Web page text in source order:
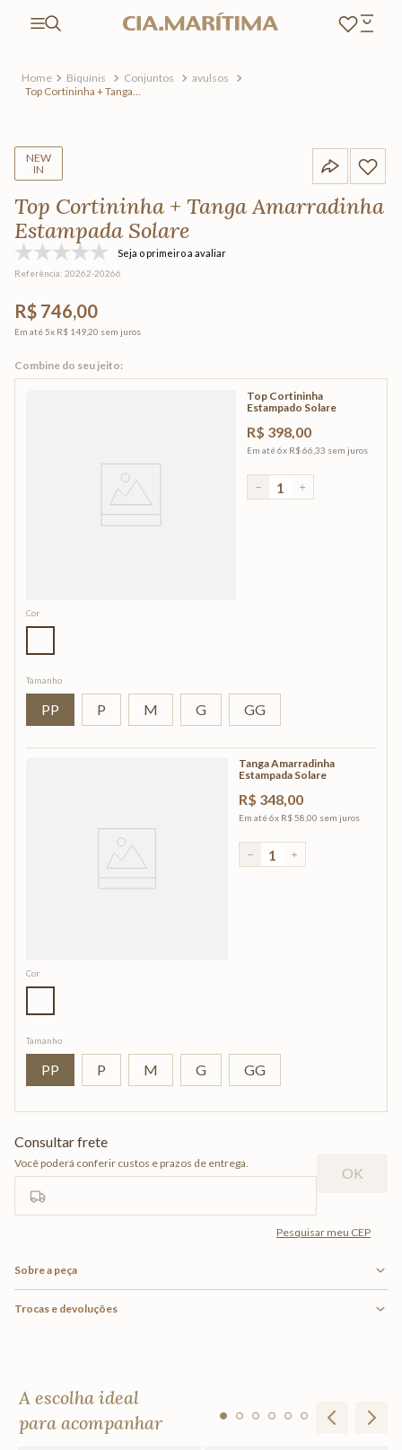
Biquínis Conjuntos
avulsos
Top Cortininha + Tanga
NEW
IN
Top Cortininha + Tanga Amarradinha
Estampada Solare
Seja o primeiro a avaliar
Referência: 20262-20266
R$ 746,00
Em até 5x R$ 149,20 sem juros
Top Cortininha
Estampado Solare
R$ 398,00
Em até6x R$ 66 ,33 sem juros
＋
－
Cor
Tamanho
PP P M G GG
Tanga Amarradinha
Estampada Solare
R$ 348,00
Em até6x R$ 58,00 sem juros
＋
－
Cor
Tamanho
PP P M G GG
Sobre a peça
Trocas e devoluções
A escolha ideal
para acompanhar